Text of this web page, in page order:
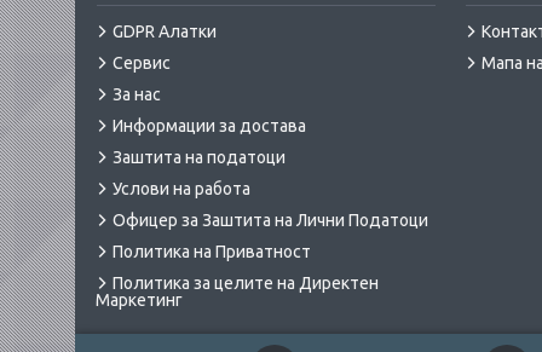
GDPR Алатки
Сервис
За нас
Информации за достава
Заштита на податоци
Услови на работа
Офицер за Заштита на Лични Податоци
Политика на Приватност
Политика за целите на Директен
Маркетинг
Мапа